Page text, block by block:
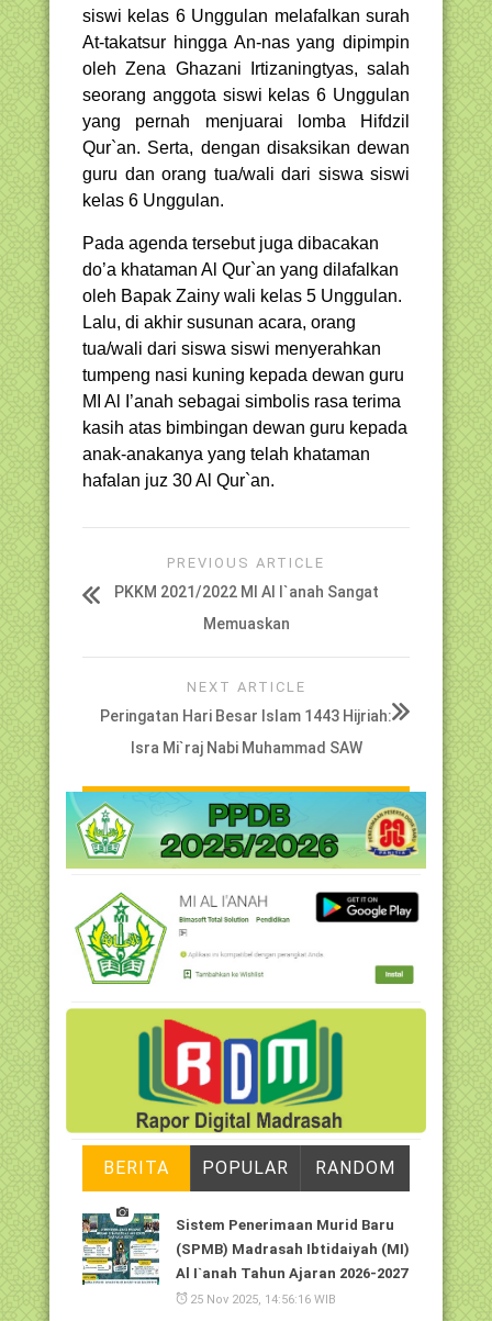
siswi kelas 6 Unggulan melafalkan surah
At-takatsur hingga An-nas yang dipimpin
oleh Zena Ghazani Irtizaningtyas, salah
seorang anggota siswi kelas 6 Unggulan
yang pernah menjuarai lomba Hifdzil
Qur`an. Serta, dengan disaksikan dewan
guru dan orang tua/wali dari siswa siswi
kelas 6 Unggulan.
Pada agenda tersebut juga dibacakan
do’a khataman Al Qur`an yang dilafalkan
oleh Bapak Zainy wali kelas 5 Unggulan.
Lalu, di akhir susunan acara, orang
tua/wali dari siswa siswi menyerahkan
tumpeng nasi kuning kepada dewan guru
MI Al I’anah sebagai simbolis rasa terima
kasih atas bimbingan dewan guru kepada
anak-anakanya yang telah khataman
hafalan juz 30 Al Qur`an.
PREVIOUS ARTICLE
PKKM 2021/2022 MI Al I`anah Sangat
Memuaskan
NEXT ARTICLE
Peringatan Hari Besar Islam 1443 Hijriah:
Isra Mi`raj Nabi Muhammad SAW
BERITA POPULAR RANDOM
Sistem Penerimaan Murid Baru
(SPMB) Madrasah Ibtidaiyah (MI)
Al I`anah Tahun Ajaran 2026-2027
25 Nov 2025, 14:56:16 WIB